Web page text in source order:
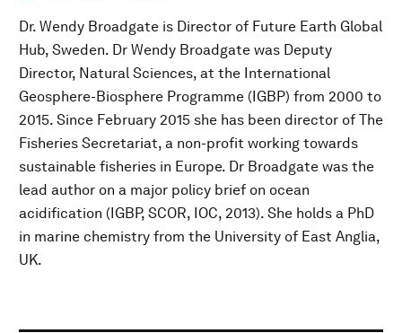
Dr. Wendy Broadgate is Director of Future Earth Global
Hub, Sweden. Dr Wendy Broadgate was Deputy
Director, Natural Sciences, at the International
Geosphere-Biosphere Programme (IGBP) from 2000 to
2015. Since February 2015 she has been director of The
Fisheries Secretariat, a non-profit working towards
sustainable fisheries in Europe. Dr Broadgate was the
lead author on a major policy brief on ocean
acidification (IGBP, SCOR, IOC, 2013). She holds a PhD
in marine chemistry from the University of East Anglia,
UK.